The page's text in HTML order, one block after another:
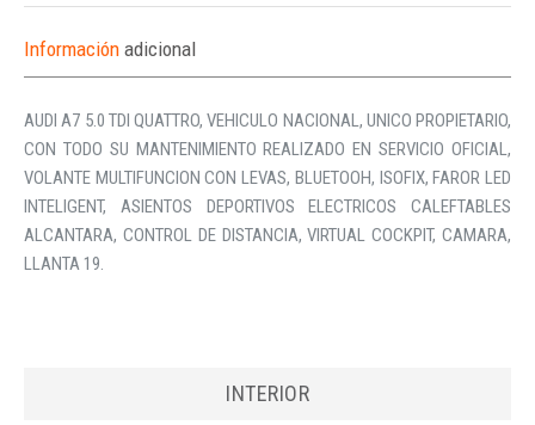
Información adicional
AUDI A7 5.0 TDI QUATTRO, VEHICULO NACIONAL, UNICO PROPIETARIO,
CON TODO SU MANTENIMIENTO REALIZADO EN SERVICIO OFICIAL,
VOLANTE MULTIFUNCION CON LEVAS, BLUETOOH, ISOFIX, FAROR LED
INTELIGENT, ASIENTOS DEPORTIVOS ELECTRICOS CALEFTABLES
ALCANTARA, CONTROL DE DISTANCIA, VIRTUAL COCKPIT, CAMARA,
LLANTA 19.
INTERIOR